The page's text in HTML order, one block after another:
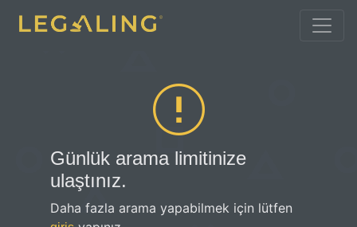
Günlük arama limitinize
ulaştınız.
Daha fazla arama yapabilmek için lütfen